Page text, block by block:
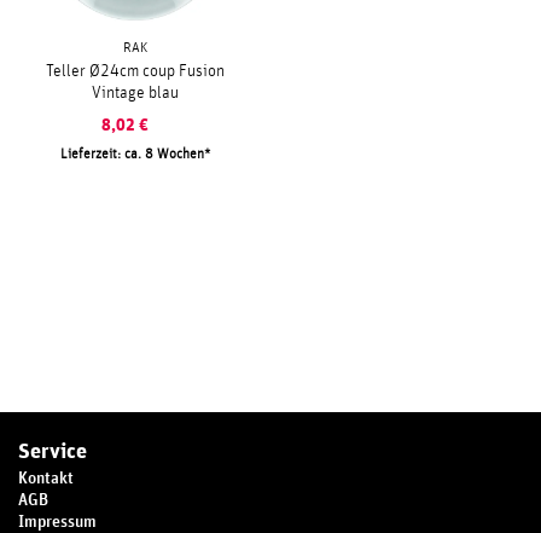
RAK
Teller Ø24cm coup Fusion
Vintage blau
8,02 €
Lieferzeit: ca. 8 Wochen
Service
Kontakt
AGB
Impressum